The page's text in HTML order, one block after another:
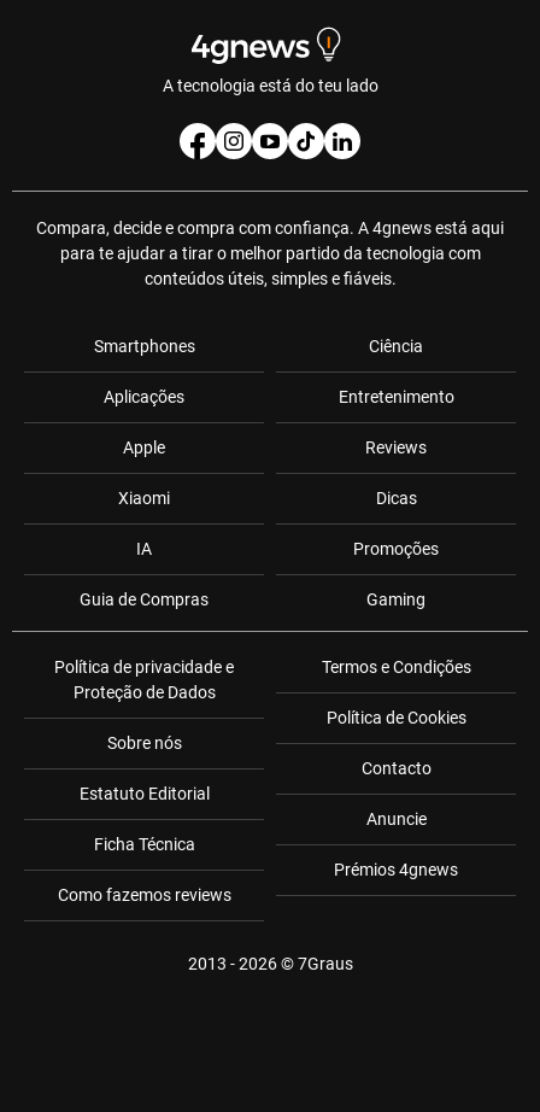
A tecnologia está do teu lado
Compara, decide e compra com confiança. A 4gnews está aqui
para te ajudar a tirar o melhor partido da tecnologia com
conteúdos úteis, simples e fiáveis.
Smartphones
Aplicações
Apple
Xiaomi
IA
Guia de Compras
Ciência
Entretenimento
Reviews
Dicas
Promoções
Gaming
Política de privacidade e
Proteção de Dados
Sobre nós
Estatuto Editorial
Ficha Técnica
Como fazemos reviews
Termos e Condições
Política de Cookies
Contacto
Anuncie
Prémios 4gnews
2013 - 2026 ©7Graus